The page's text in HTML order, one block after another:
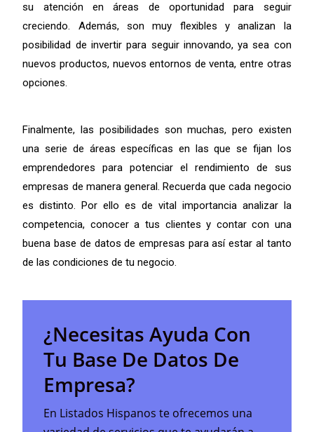
su atención en áreas de oportunidad para seguir
creciendo. Además, son muy flexibles y analizan la
posibilidad de invertir para seguir innovando, ya sea con
nuevos productos, nuevos entornos de venta, entre otras
opciones.
Finalmente, las posibilidades son muchas, pero existen
una serie de áreas específicas en las que se fijan los
emprendedores para potenciar el rendimiento de sus
empresas de manera general. Recuerda que cada negocio
es distinto. Por ello es de vital importancia analizar la
competencia, conocer a tus clientes y contar con una
buena base de datos de empresas para así estar al tanto
de las condiciones de tu negocio.
¿Necesitas Ayuda Con
Tu Base De Datos De
Empresa?
En Listados Hispanos te ofrecemos una